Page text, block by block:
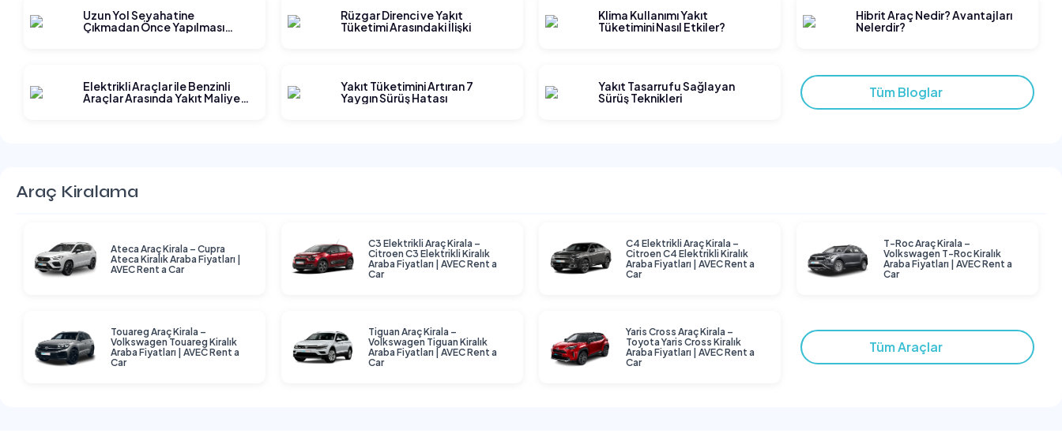
Uzun Yol Seyahatine
Çıkmadan Önce Yapılması
Rüzgar Direnci ve Yakıt
Tüketimi Arasındaki İlişki
Klima Kullanımı Yakıt
Tüketimini Nasıl Etkiler?
Hibrit Araç Nedir? Avantajları
Nelerdir?
Elektrikli Araçlar ile Benzinli
Araçlar Arasında Yakıt Maliyeti
Yakıt Tüketimini Artıran 7
Yaygın Sürüş Hatası
Yakıt Tasarrufu Sağlayan
Sürüş Teknikleri
Tüm Bloglar
Araç Kiralama
Ateca Araç Kirala – Cupra
Ateca Kiralık Araba Fiyatları |
AVEC Rent a Car
C3 Elektrikli Araç Kirala –
Citroen C3 Elektrikli Kiralık
Araba Fiyatları | AVEC Rent a
Car
C4 Elektrikli Araç Kirala –
Citroen C4 Elektrikli Kiralık
Araba Fiyatları | AVEC Rent a
Car
T-Roc Araç Kirala –
Volkswagen T-Roc Kiralık
Araba Fiyatları | AVEC Rent a
Car
Touareg Araç Kirala –
Volkswagen Touareg Kiralık
Araba Fiyatları | AVEC Rent a
Car
Tiguan Araç Kirala –
Volkswagen Tiguan Kiralık
Araba Fiyatları | AVEC Rent a
Car
Yaris Cross Araç Kirala –
Toyota Yaris Cross Kiralık
Araba Fiyatları | AVEC Rent a
Car
Tüm Araçlar